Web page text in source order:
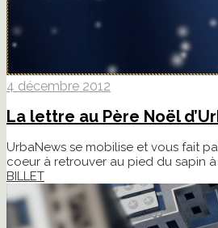
4 décembre 2012
La lettre au Père Noël
UrbaNews se mobilise et vous fait
coeur à retrouver au pied du sapin
BILLET